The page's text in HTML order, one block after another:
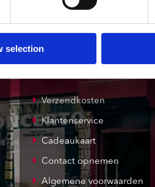
selection
klantenservice
Verzendkosten
Klantenservice
Cadeaukaart
Contact opnemen
Algemene voorwaarden